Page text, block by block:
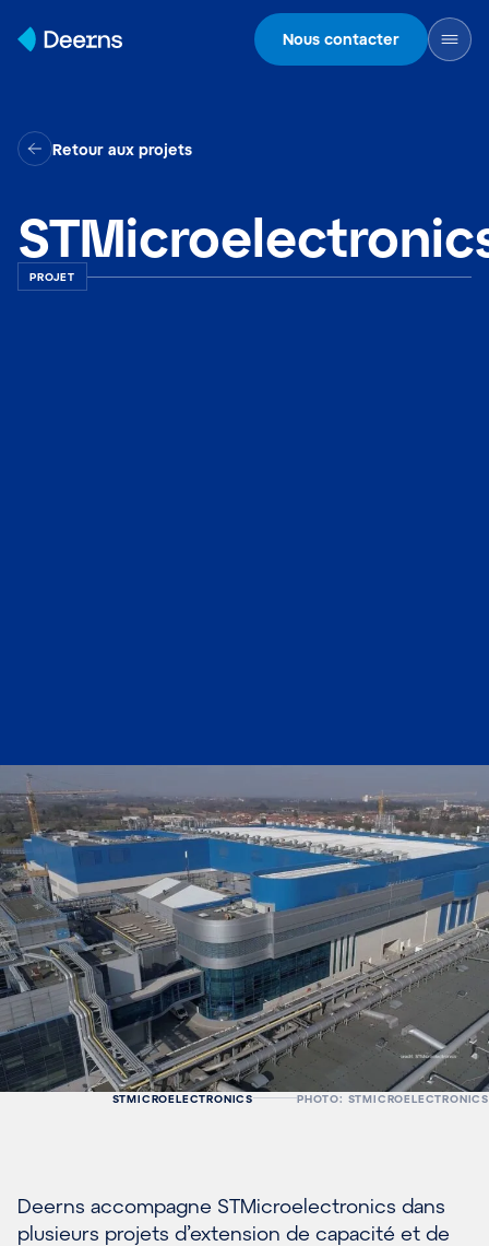
Nous contacter
Retour aux projets
PROJET
STMICROELECTRONICS PHOTO: STMICROELECTRONICS
Deerns accompagne STMicroelectronics dans
plusieurs projets d’extension de capacité et de